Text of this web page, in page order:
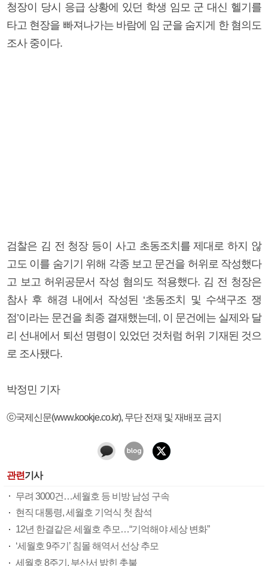
청장이 당시 응급 상황에 있던 학생 임모 군 대신 헬기를
타고 현장을 빠져나가는 바람에 임 군을 숨지게 한 혐의도
조사 중이다.
검찰은 김 전 청장 등이 사고 초동조치를 제대로 하지 않
고도 이를 숨기기 위해 각종 보고 문건을 허위로 작성했다
고 보고 허위공문서 작성 혐의도 적용했다. 김 전 청장은
참사 후 해경 내에서 작성된 ‘초동조치 및 수색구조 쟁
점’이라는 문건을 최종 결재했는데, 이 문건에는 실제와 달
리 선내에서 퇴선 명령이 있었던 것처럼 허위 기재된 것으
로 조사됐다.
박정민 기자
ⓒ국제신문(www.kookje.co.kr), 무단 전재 및 재배포 금지
관련기사
무려 3000건…세월호 등 비방 남성 구속
현직 대통령, 세월호 기억식 첫 참석
12년 한결같은 세월호 추모…“기억해야 세상 변화”
‘세월호 9주기’ 침몰 해역서 선상 추모
세월호 8주기, 부산서 밝힌 촛불